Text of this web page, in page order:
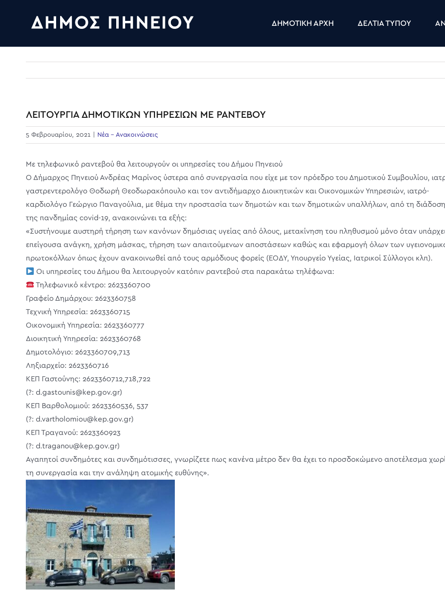
ΔΗΜΟΤΙΚΗ ΑΡΧΗ ΔΕΛΤΙΑ ΤΥΠΟΥ
ΛΕΙΤΟΥΡΓΙΑ ΔΗΜΟΤΙΚΩΝ ΥΠΗΡΕΣΙΩΝ ΜΕ ΡΑΝΤΕΒΟΥ
5 Φεβρουαρίου, 2021 Νέα - Ανακοινώσεις
Με τηλεφωνικό ραντεβού θα λειτουργούν οι υπηρεσίες του Δήμου Πηνειού
Ο Δήμαρχος Πηνειού Ανδρέας Μαρίνος ύστερα από συνεργασία που είχε με τον πρόεδρο του Δημοτικού Συμβουλίου,
γαστρεντερολόγο Θοδωρή Θεοδωρακόπουλο και τον αντιδήμαρχο Διοικητικών και Οικονομικών Υπηρεσιών, ιατρό-
καρδιολόγο Γεώργιο Παναγούλια, με θέμα την προστασία των δημοτών και των δημοτικών υπαλλήλων, από τη διάδοση
της πανδημίας covid-19, ανακοινώνει τα εξής:
«Συστήνουμε αυστηρή τήρηση των κανόνων δημόσιας υγείας από όλους, μετακίνηση του πληθυσμού μόνο όταν
επείγουσα ανάγκη, χρήση μάσκας, τήρηση των απαιτούμενων αποστάσεων καθώς και εφαρμογή όλων των
πρωτοκόλλων όπως έχουν ανακοινωθεί από τους αρμόδιους φορείς (ΕΟΔΥ, Υπουργείο Υγείας, Ιατρικοί Σύλλογοι κλπ).
Οι υπηρεσίες του Δήμου θα λειτουργούν κατόπιν ραντεβού στα παρακάτω τηλέφωνα:
Τηλεφωνικό κέντρο: 2623360700
Γραφείο Δημάρχου: 2623360758
Τεχνική Υπηρεσία: 2623360715
Οικονομική Υπηρεσία: 2623360777
Διοικητική Υπηρεσία: 2623360768
Δημοτολόγιο: 2623360709,713
Ληξιαρχείο: 2623360716
ΚΕΠ Γαστούνης: 2623360712,718,722
(?: d.gastounis@kep.gov.gr)
ΚΕΠ Βαρθολομιού: 2623360536, 537
(?: d.vartholomiou@kep.gov.gr)
ΚΕΠ Τραγανού: 2623360923
(?: d.traganou@kep.gov.gr)
Αγαπητοί συνδημότες και συνδημότισσες, γνωρίζετε πως κανένα μέτρο δεν θα έχει το προσδοκώμενο αποτέλεσμα
τη συνεργασία και την ανάληψη ατομικής ευθύνης».